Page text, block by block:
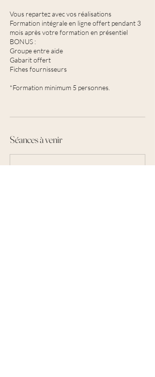
Vous repartez avec vos réalisations
Formation intégrale en ligne offert pendant 3
mois après votre formation en présentiel
BONUS :
Groupe entre aide
Gabarit offert
Fiches fournisseurs
*Formation minimum 5 personnes.
Séances à venir